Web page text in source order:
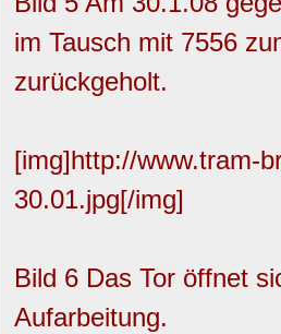
im Tausch mit 7556
zurückgeholt.
[img]http://www.tram-
30.01.jpg[/img]
Bild 6 Das Tor öffnet
Aufarbeitung.